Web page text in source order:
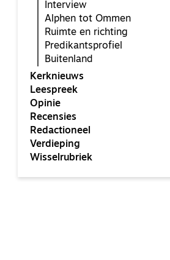
Interview
Alphen tot Ommen
Ruimte en richting
Predikantsprofiel
Buitenland
Kerknieuws
Leespreek
Opinie
Recensies
Redactioneel
Verdieping
Wisselrubriek